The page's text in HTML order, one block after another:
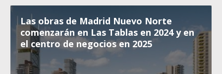
Las obras de Madrid Nuevo Norte
comenzarán en Las Tablas en 2024 y en
el centro de negocios en 2025